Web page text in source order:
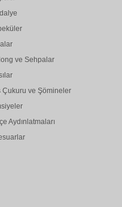
ve Sehpalar
Çukuru ve Şömineler
Aydınlatmaları